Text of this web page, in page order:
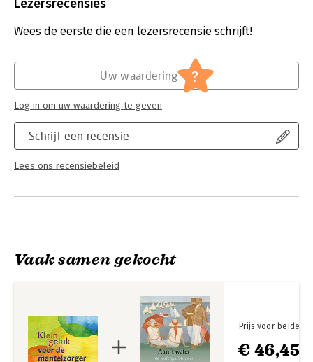
Verschijningsdatum:
7-9-2022
Lezersrecensies
Wees de eerste die een lezersrecensie schrijft!
Schrijf een recensie
Lees ons recensiebeleid
Uw waardering ?
Log in om uw waardering te geven
Vaak samen gekocht
€ 46,45
Prijs voor beide